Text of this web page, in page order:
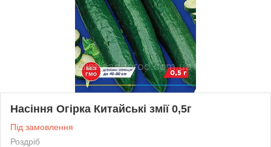
Насіння Огiрка Китайськi змiї 0,5г
Під замовлення
Роздріб